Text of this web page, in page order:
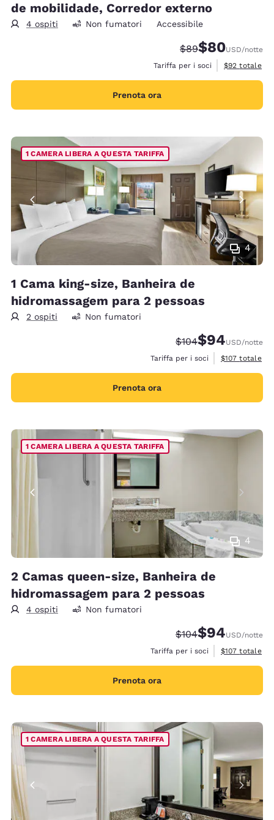
de mobilidade, Corredor externo
4 ospiti Non fumatori Accessibile
Tariffa di barratura:
$89Tariffa
$80USD/notte
Tariffa per i soci
Visualizza i
$92 totale
Prenota ora
4
1 CAMERA LIBERA A QUESTA TARIFFA
1 Cama king-size, Banheira de
hidromassagem para 2 pessoas
2 ospiti Non fumatori
Tariffa di barratura:
$104Tariffa
$94USD/notte
Tariffa per i soci
Visualizza i
$107 totale
Prenota ora
4
1 CAMERA LIBERA A QUESTA TARIFFA
2 Camas queen-size, Banheira de
hidromassagem para 2 pessoas
4 ospiti Non fumatori
Tariffa di barratura:
$104Tariffa
$94USD/notte
Tariffa per i soci
Visualizza i
$107 totale
Prenota ora
1 CAMERA LIBERA A QUESTA TARIFFA